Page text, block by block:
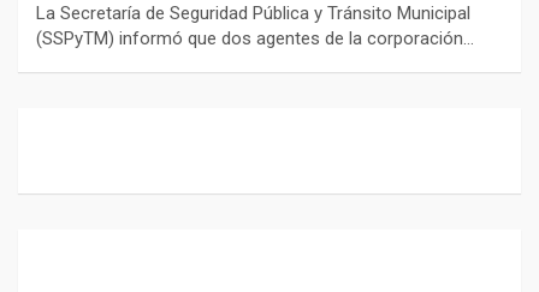
La Secretaría de Seguridad Pública y Tránsito Municipal
(SSPyTM) informó que dos agentes de la corporación…